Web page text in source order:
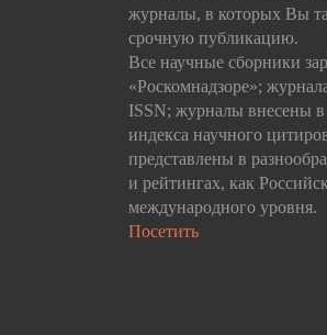
журналы, в которых Вы
срочную публикацию.
Все научные сборники
«Роскомнадзоре»;
ISSN; журналы внесены в
индекса научного
представлены в
и рейтингах, как
международного уровня.
Посетить